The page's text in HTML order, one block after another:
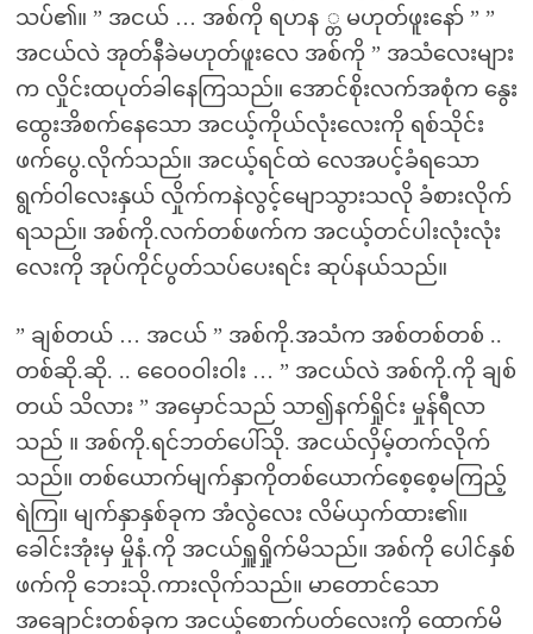
သပ်၏။ ” အငယ် … အစ်ကို ရဟန ္တ မဟုတ်ဖူးနော် ” ”
အငယ်လဲ အုတ်နီခဲမဟုတ်ဖူးလေ အစ်ကို ” အသံလေးများ
က လှိုင်းထပုတ်ခါနေကြသည်။ အောင်စိုးလက်အစုံက နွေး
ထွေးအိစက်နေသော အငယ့်ကိုယ်လုံးလေးကို ရစ်သိုင်း
ဖက်ပွေ.လိုက်သည်။ အငယ့်ရင်ထဲ လေအပင့်ခံရသော
ရွက်ဝါလေးနှယ် လှိုက်ကနဲလွင့်မျောသွားသလို ခံစားလိုက်
ရသည်။ အစ်ကို.လက်တစ်ဖက်က အငယ့်တင်ပါးလုံးလုံး
လေးကို အုပ်ကိုင်ပွတ်သပ်ပေးရင်း ဆုပ်နယ်သည်။
” ချစ်တယ် … အငယ် ” အစ်ကို.အသံက အစ်တစ်တစ် ..
တစ်ဆို.ဆို. .. ဝေေ၀ဝါးဝါး … ” အငယ်လဲ အစ်ကို.ကို ချစ်
တယ် သိလား ” အမှောင်သည် သာ၍နက်ရှိုင်း မှုန်ရီလာ
သည် ။ အစ်ကို.ရင်ဘတ်ပေါ်သို. အငယ်လှိမ့်တက်လိုက်
သည်။ တစ်ယောက်မျက်နှာကိုတစ်ယောက်စေ့စေ့မကြည့်
ရဲကြ။ မျက်နှာနှစ်ခုက အံလွဲလေး လိမ်ယှက်ထား၏။
ခေါင်းအုံးမှ မှိုနံ.ကို အငယ်ရှူရှိုက်မိသည်။ အစ်ကို ပေါင်နှစ်
ဖက်ကို ဘေးသို.ကားလိုက်သည်။ မာတောင်သော
အချောင်းတစ်ခုက အငယ့်စောက်ပတ်လေးကို ထောက်မိ